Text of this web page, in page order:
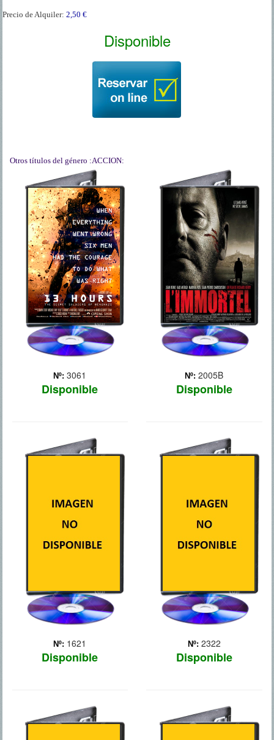
Precio de Alquiler:2,50 €
Disponible
Otros títulos del género :ACCION:
Nº: 3061
Disponible
13 HORAS
El 11 de septiembre de
2012, en el aniversario de
los ataques terroristas a las
Torres Gemelas y al
Pentágono, un grupo de
milicianos islamistas
atentaron contra el
consulado estadounidense
... Más
Nº: 2005B
Disponible
22 BALAS
Antiguo miembro de la
mafia retirado que lleva 3
años viviendo una placida
vida dedicado a su mujer y
a sus hijos. Una mañana,
unos hombres le atacan y
es dado por muerto
después de recibir ... Más
Nº: 1621
Disponible
Bobby Trench (Denzel
Washington), y un oficial de
Michael Stigman (Mark
Wahlberg), consiguen
dólares a la mafia. El
Nº: 2322
Disponible
Guerras médicas (500-479
Temistocles lucha por
conseguir la unidad de las
polis griegas. Él dirige las
tropas griegas que se